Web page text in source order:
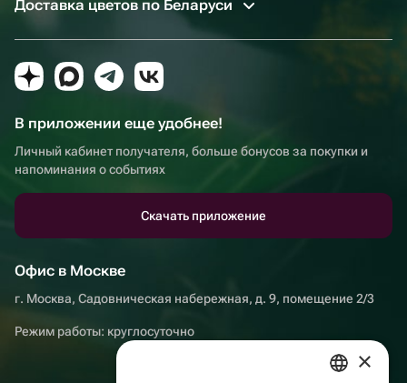
Доставка цветов по Беларуси
В приложении еще удобнее!
Личный кабинет получателя, больше бонусов за покупки и
напоминания о событиях
Скачать приложение
Офис в Москве
г. Москва, Садовническая набережная, д. 9, помещение 2/3
Режим работы: круглосуточно
×